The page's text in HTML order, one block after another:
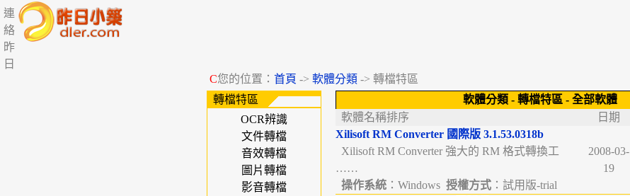
連
絡
昨
日
C您的位置： 首頁 -> 軟體分類 -> 轉檔特區
轉檔特區
OCR辨識
文件轉檔
音效轉檔
圖片轉檔
影音轉檔
軟體分類 - 轉檔特區 - 全部軟體
軟體名稱排序
日期
Xilisoft RM Converter 國際版 3.1.53.0318b
Xilisoft RM Converter 強大的 RM 格式轉換工
……
操作系統 ：Windows 授權方式 ：試用版-trial
2008-03-
19